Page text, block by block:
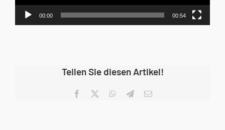
00:00 00:54
Teilen Sie diesen Artikel!
Facebook WhatsApp
Telegram
E-